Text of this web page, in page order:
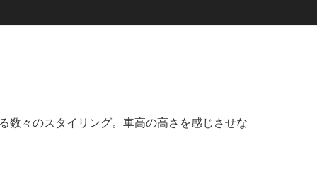
数々のスタイリング。車高の高さを感じさせな